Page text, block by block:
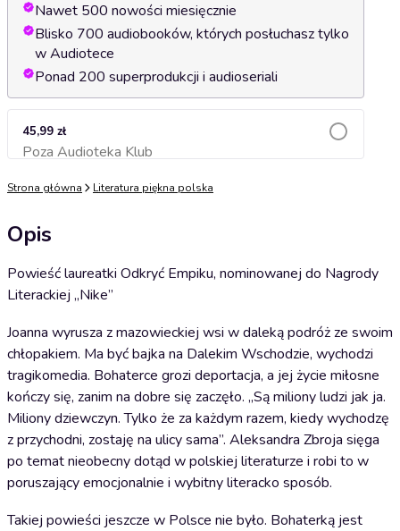
Nawet 500 nowości miesięcznie
Blisko 700 audiobooków, których posłuchasz tylko
w Audiotece
Ponad 200 superprodukcji i audioseriali
45,99 zł
Poza Audioteka KlubDodaj do koszyka
Strona główna Literatura piękna polska
Opis
Powieść laureatki Odkryć Empiku, nominowanej do Nagrody
Literackiej „Nike”
Joanna wyrusza z mazowieckiej wsi w daleką podróż ze swoim
chłopakiem. Ma być bajka na Dalekim Wschodzie, wychodzi
tragikomedia. Bohaterce grozi deportacja, a jej życie miłosne
kończy się, zanim na dobre się zaczęło. „Są miliony ludzi jak ja.
Miliony dziewczyn. Tylko że za każdym razem, kiedy wychodzę
z przychodni, zostaję na ulicy sama”. Aleksandra Zbroja sięga
po temat nieobecny dotąd w polskiej literaturze i robi to w
poruszający emocjonalnie i wybitny literacko sposób.
Takiej powieści jeszcze w Polsce nie było. Bohaterką jest